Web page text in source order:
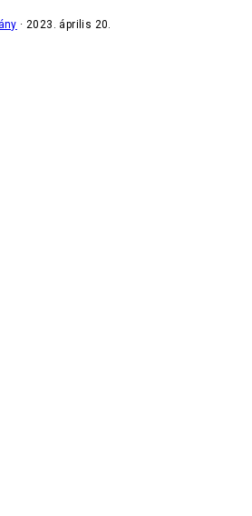
2023. április 20.